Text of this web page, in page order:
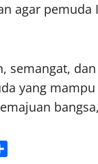
agar
semangat,
yang